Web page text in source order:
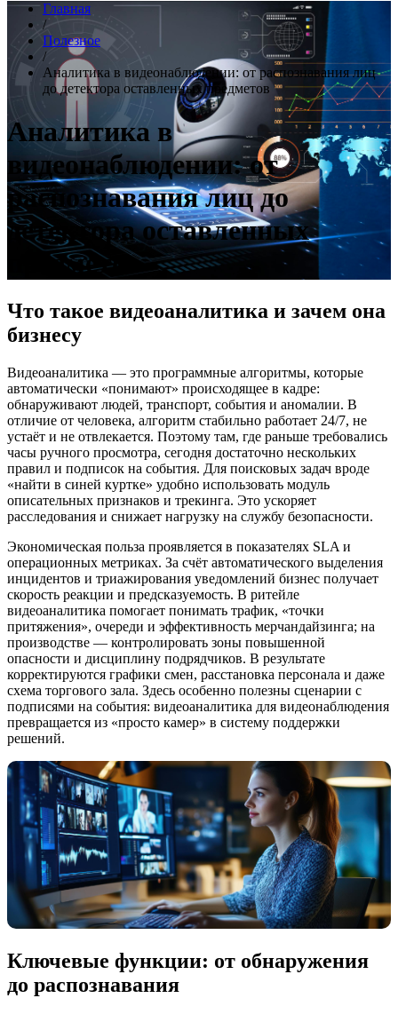
Главная
/
Полезное
/
Аналитика в видеонаблюдении: от распознавания лиц
до детектора оставленных предметов
Аналитика в
видеонаблюдении: от
распознавания лиц до
детектора оставленных
предметов
Что такое видеоаналитика и зачем она
бизнесу
Видеоаналитика — это программные алгоритмы, которые
автоматически «понимают» происходящее в кадре:
обнаруживают людей, транспорт, события и аномалии. В
отличие от человека, алгоритм стабильно работает 24/7, не
устаёт и не отвлекается. Поэтому там, где раньше требовались
часы ручного просмотра, сегодня достаточно нескольких
правил и подписок на события. Для поисковых задач вроде
«найти в синей куртке» удобно использовать модуль
описательных признаков и трекинга. Это ускоряет
расследования и снижает нагрузку на службу безопасности.
Экономическая польза проявляется в показателях SLA и
операционных метриках. За счёт автоматического выделения
инцидентов и триажирования уведомлений бизнес получает
скорость реакции и предсказуемость. В ритейле
видеоаналитика помогает понимать трафик, «точки
притяжения», очереди и эффективность мерчандайзинга; на
производстве — контролировать зоны повышенной
опасности и дисциплину подрядчиков. В результате
корректируются графики смен, расстановка персонала и даже
схема торгового зала. Здесь особенно полезны сценарии с
подписями на события: видеоаналитика для видеонаблюдения
превращается из «просто камер» в систему поддержки
решений.
Ключевые функции: от обнаружения
до распознавания